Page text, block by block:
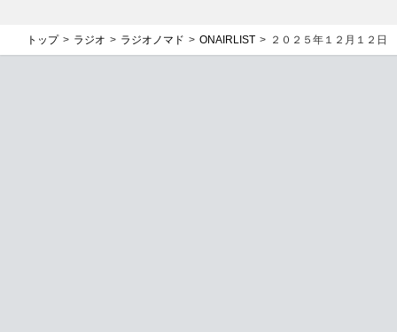
トップ ラジオ ラジオノマド ONAIRLIST ２０２５年１２月１２日